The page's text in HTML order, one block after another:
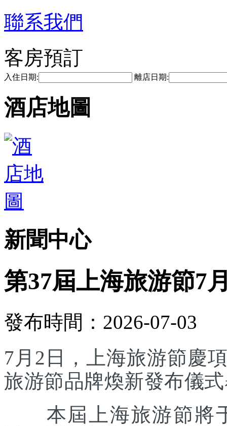
聯系我們
客房預訂
入住日期: 離店日期:
酒店地圖
新聞中心
第37屆上海旅游節7
發布時間：2026-07-03
7月2日，上海旅游節慶
旅游節品牌煥新發布儀
本屆上海旅游節將于